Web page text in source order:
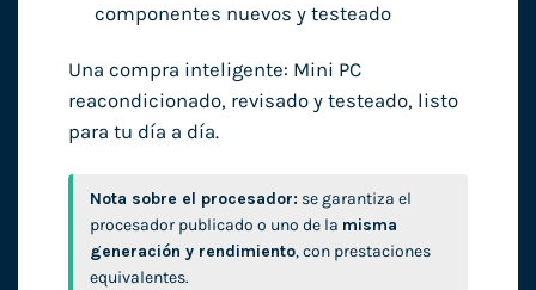
componentes nuevos y testeado
Una compra inteligente: Mini PC
reacondicionado, revisado y testeado, listo
para tu día a día.
Nota sobre el procesador: se garantiza el
procesador publicado o uno de la misma
generación y rendimiento, con prestaciones
equivalentes.